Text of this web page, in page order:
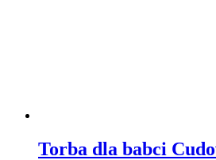
Torba dla babci